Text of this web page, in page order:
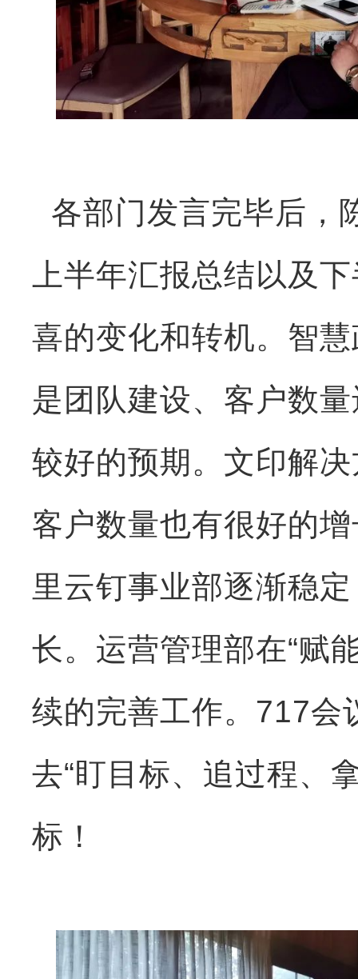
各部门发言完毕后，
上半年汇报总结以及
喜的变化和转机。智
是团队建设、客户数
较好的预期。文印解
客户数量也有很好的
里云钉事业部逐渐稳
长。运营管理部在“赋
续的完善工作。717会
去“盯目标、追过程、
标！